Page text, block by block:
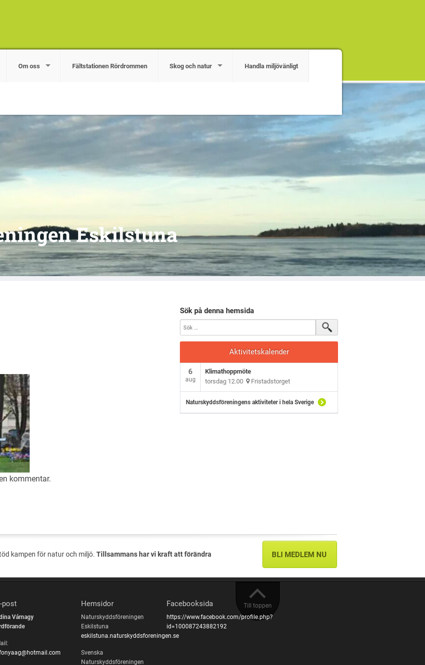
Om oss Fältstationen Rördrommen Skog och natur Handla miljövänligt
Eskilstuna
kommentar.
Sök på denna hemsida
Aktivitetskalender
6
aug
Klimathoppmöte
torsdag 12.00 Fristadstorget
Naturskyddsföreningens aktiviteter i hela Sverige
kampen för natur och miljö. Tillsammans har vi kraft att förändra BLI MEDLEM NU
Till toppen
post
Várnagy
Hemsidor
Naturskyddsföreningen
Eskilstuna
eskilstuna.naturskyddsforeningen.se
Svenska
Naturskyddsföreningen
Facebooksida
https://www.facebook.com/profile.php?
id=100087243882192